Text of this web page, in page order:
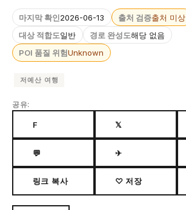
마지막 확인2026-06-13 출처 검증출처 미상
대상 적합도일반 경로 완성도해당 없음
POI 품질 위험Unknown
저예산 여행
공유:
F 𝕏
💬 ✈
링크 복사 ♡ 저장